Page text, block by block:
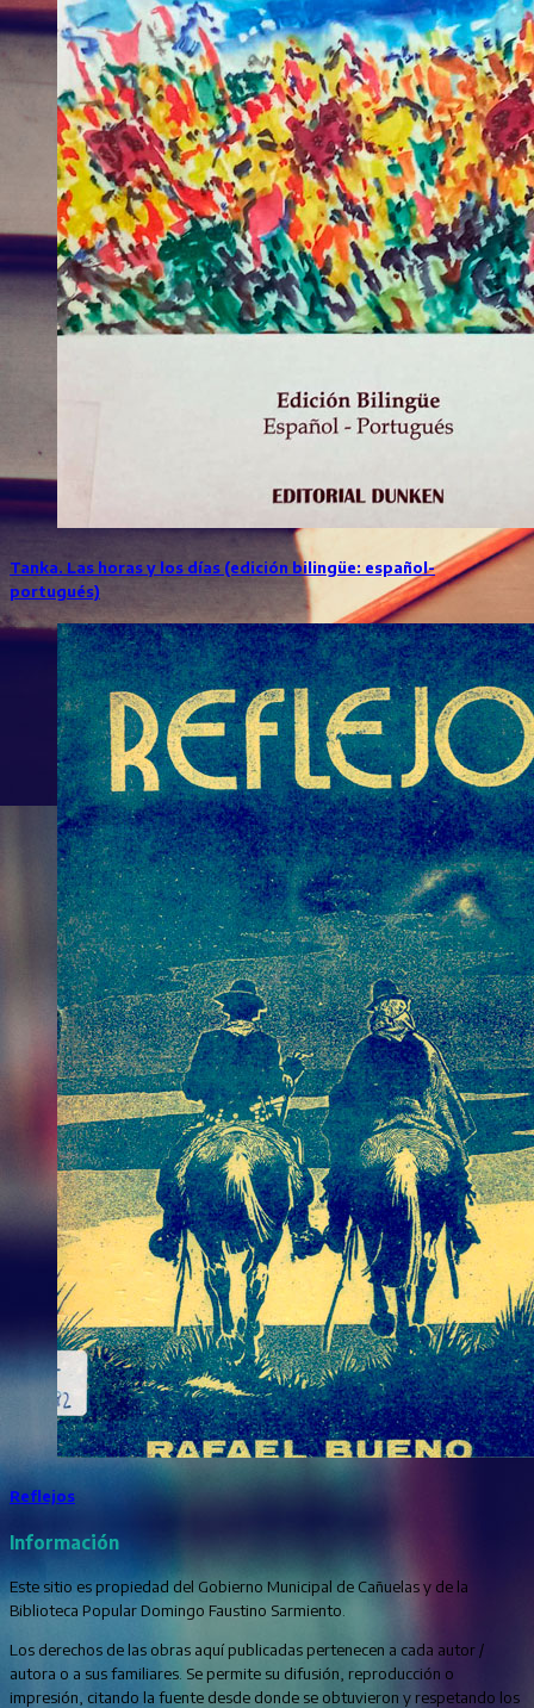
Tanka. Las horas y los días (edición bilingüe: español-
portugués)
Reflejos
Información
Este sitio es propiedad del Gobierno Municipal de Cañuelas y de la
Biblioteca Popular Domingo Faustino Sarmiento.
Los derechos de las obras aquí publicadas pertenecen a cada autor /
autora o a sus familiares. Se permite su difusión, reproducción o
impresión, citando la fuente desde donde se obtuvieron y respetando los